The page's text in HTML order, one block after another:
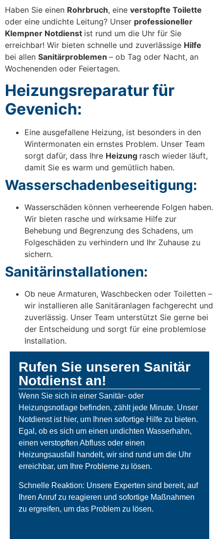
Haben Sie einen Rohrbruch, eine verstopfte Toilette
oder eine undichte Leitung? Unser professioneller
Klempner Notdienst ist rund um die Uhr für Sie
erreichbar! Wir bieten schnelle und zuverlässige Hilfe
bei allen Sanitärproblemen – ob Tag oder Nacht, an
Wochenenden oder Feiertagen.
Heizungsreparatur für
Gevenich:
Eine ausgefallene Heizung, ist besonders in den
Wintermonaten ein ernstes Problem. Unser Team
sorgt dafür, dass Ihre Heizung rasch wieder läuft,
damit Sie es warm und gemütlich haben.
Wasserschadenbeseitigung:
Wasserschäden können verheerende Folgen haben.
Wir bieten rasche und wirksame Hilfe zur
Behebung und Begrenzung des Schadens, um
Folgeschäden zu verhindern und Ihr Zuhause zu
sichern.
Sanitärinstallationen:
Ob neue Armaturen, Waschbecken oder Toiletten –
wir installieren alle Sanitäranlagen fachgerecht und
zuverlässig. Unser Team unterstützt Sie gerne bei
der Entscheidung und sorgt für eine problemlose
Installation.
Rufen Sie unseren Sanitär
Notdienst an!
Wenn Sie sich in einer Sanitär- oder
Heizungsnotlage befinden, zählt jede Minute. Unser
Notdienst ist hier, um Ihnen sofortige Hilfe zu bieten.
Egal, ob es sich um einen undichten Wasserhahn,
einen verstopften Abfluss oder einen
Heizungsausfall handelt, wir sind rund um die Uhr
erreichbar, um Ihre Probleme zu lösen.
Schnelle Reaktion: Unsere Experten sind bereit, auf
Ihren Anruf zu reagieren und sofortige Maßnahmen
zu ergreifen, um das Problem zu lösen.